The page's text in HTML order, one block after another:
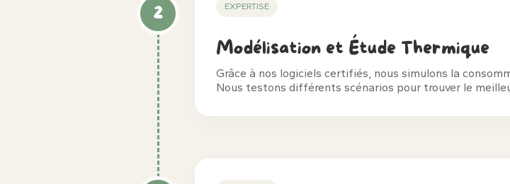
2 EXPERTISE
Modélisation et Étude Thermique
Grâce à nos logiciels certifiés, nous simulons la
Nous testons différents scénarios pour trouver le